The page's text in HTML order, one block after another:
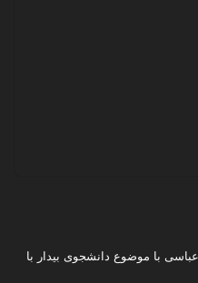
با موضوع دانشجوی بیدار با